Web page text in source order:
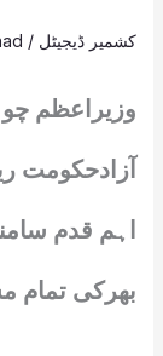
کشمیر ڈیجیٹل /
وزیراعظم
آزادحکومت
اہم قدم
بھرکی تمام